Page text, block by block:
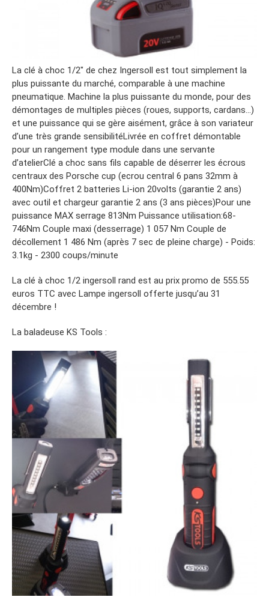
La clé à choc 1/2″ de chez Ingersoll est tout simplement la
plus puissante du marché, comparable à une machine
pneumatique. Machine la plus puissante du monde, pour des
démontages de multiples pièces (roues, supports, cardans…)
et une puissance qui se gère aisément, grâce à son variateur
d’une très grande sensibilitéLivrée en coffret démontable
pour un rangement type module dans une servante
d’atelierClé a choc sans fils capable de déserrer les écrous
centraux des Porsche cup (ecrou central 6 pans 32mm à
400Nm)Coffret 2 batteries Li-ion 20volts (garantie 2 ans)
avec outil et chargeur garantie 2 ans (3 ans pièces)Pour une
puissance MAX serrage 813Nm Puissance utilisation:68-
746Nm Couple maxi (desserrage) 1 057 Nm Couple de
décollement 1 486 Nm (après 7 sec de pleine charge) - Poids:
3.1kg - 2300 coups/minute
La clé à choc 1/2 ingersoll rand est au prix promo de 555.55
euros TTC avec Lampe ingersoll offerte jusqu’au 31
décembre !
La baladeuse KS Tools :